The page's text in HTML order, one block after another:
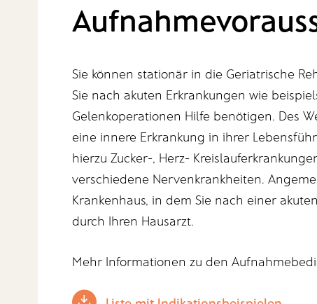
Sie können stationär in die Geriatrische
Sie nach akuten Erkrankungen wie
Gelenkoperationen Hilfe benötigen. Des
eine innere Erkrankung in ihrer
hierzu Zucker-, Herz-
verschiedene Nervenkrankheiten.
Krankenhaus, in dem Sie nach einer
durch Ihren Hausarzt.
Mehr Informationen zu den